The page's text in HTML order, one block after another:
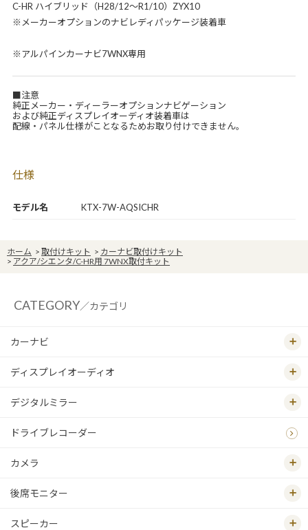
モデル名 KTX-7W-AQSICHR
C-HR ハイブリッド（H28/12～R1/10）ZYX10
※メーカーオプションのナビレディパッケージ装着車
※アルパインカーナビ7WNX専用
■注意
純正メーカー・ディーラーオプションナビゲーション
および純正ディスプレイオーディオ装着車は
配線・パネル仕様がことなるためお取り付けできません。
仕様
ホーム > 取付けキット > カーナビ取付けキット
> アクア/シエンタ/C-HR用 7WNX取付キット
CATEGORY／カテゴリ
カーナビ
ディスプレイオーディオ
デジタルミラー
ドライブレコーダー
カメラ
後席モニター
スピーカー